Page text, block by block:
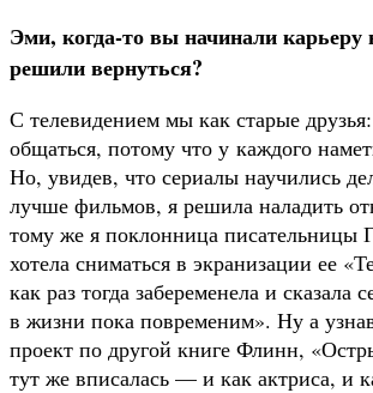
Эми, когда-то вы начинали
решили вернуться?
С телевидением мы как старые
общаться, потому что у каждого
Но, увидев, что сериалы научились
лучше фильмов, я решила наладить
тому же я поклонница писательницы
хотела сниматься в экранизации ее
как раз тогда забеременела и сказала
в жизни пока повременим». Ну а
проект по другой книге Флинн,
тут же вписалась — и как актриса, и